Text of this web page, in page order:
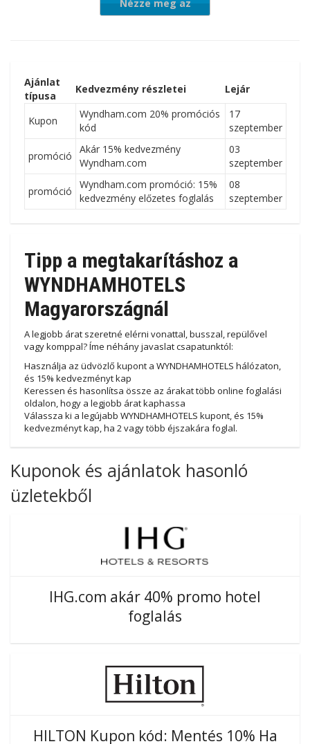
Nézze meg az
Ajánlat
típusa
Kedvezmény részletei Lejár
Kupon
Wyndham.com 20% promóciós
kód
17
szeptember
promóció
Akár 15% kedvezmény
Wyndham.com
03
szeptember
promóció
Wyndham.com promóció: 15%
kedvezmény előzetes foglalás
08
szeptember
Tipp a megtakarításhoz a
WYNDHAMHOTELS
Magyarországnál
A legjobb árat szeretné elérni vonattal, busszal, repülővel
vagy komppal? Íme néhány javaslat csapatunktól:
Használja az üdvözlő kupont a WYNDHAMHOTELS hálózaton,
és 15% kedvezményt kap
Keressen és hasonlítsa össze az árakat több online foglalási
oldalon, hogy a legjobb árat kaphassa
Válassza ki a legújabb WYNDHAMHOTELS kupont, és 15%
kedvezményt kap, ha 2 vagy több éjszakára foglal.
Kuponok és ajánlatok hasonló
üzletekből
IHG.com akár 40% promo hotel
foglalás
HILTON Kupon kód: Mentés 10% Ha